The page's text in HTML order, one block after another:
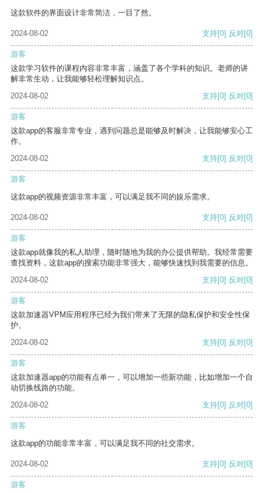
这款软件的界面设计非常简洁，一目了然。
2024-08-02 支持[0] 反对[0]
游客
这款学习软件的课程内容非常丰富，涵盖了各个学科的知识。老师的讲
解非常生动，让我能够轻松理解知识点。
2024-08-02
支持[0] 反对[0]
游客
这款app的客服非常专业，遇到问题总是能够及时解决，让我能够安心工
作。
2024-08-02
支持[0] 反对[0]
游客
这款app的视频资源非常丰富，可以满足我不同的娱乐需求。
2024-08-02 支持[0] 反对[0]
游客
这款app就像我的私人助理，随时随地为我的办公提供帮助。我经常需要
查找资料，这款app的搜索功能非常强大，能够快速找到我需要的信息。
2024-08-02
支持[0] 反对[0]
游客
这款加速器VPM应用程序已经为我们带来了无限的隐私保护和安全性保
护。
2024-08-02
支持[0] 反对[0]
游客
这款加速器app的功能有点单一，可以增加一些新功能，比如增加一个自
动切换线路的功能。
2024-08-02
支持[0] 反对[0]
游客
这款app的功能非常丰富，可以满足我不同的社交需求。
2024-08-02 支持[0] 反对[0]
游客